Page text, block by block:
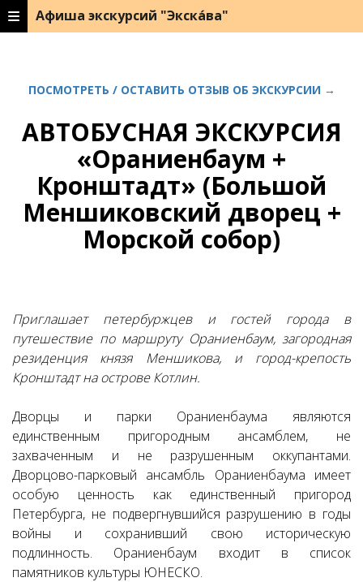
Афиша экскурсий "Экска́ва"
ПОСМОТРЕТЬ / ОСТАВИТЬ ОТЗЫВ ОБ ЭКСКУРСИИ →
АВТОБУСНАЯ ЭКСКУРСИЯ
«Ораниенбаум +
Кронштадт» (Большой
Меншиковский дворец +
Морской собор)
Приглашает петербуржцев и гостей города в
путешествие по маршруту Ораниенбаум, загородная
резиденция князя Меншикова, и город-крепость
Кронштадт на острове Котлин.
Дворцы и парки Ораниенбаума являются
единственным пригородным ансамблем, не
захваченным и не разрушенным оккупантами.
Дворцово-парковый ансамбль Ораниенбаума имеет
особую ценность как единственный пригород
Петербурга, не подвергнувшийся разрушению в годы
войны и сохранивший свою историческую
подлинность. Ораниенбаум входит в список
памятников культуры ЮНЕСКО.